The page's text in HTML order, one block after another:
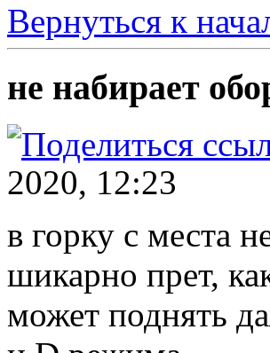
Вернуться к
не набирает
2020, 12:23
в горку с места
шикарно прет,
может поднять